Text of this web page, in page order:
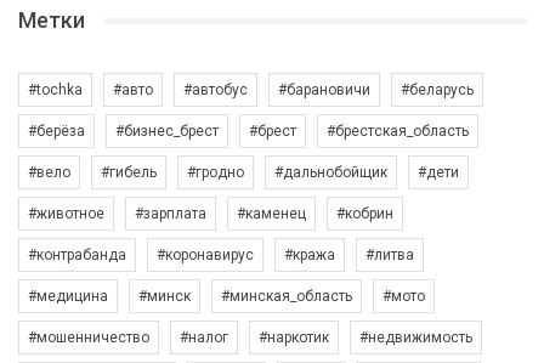
Метки
#tochka #авто #автобус #барановичи #беларусь
#берёза #бизнес_брест #брест #брестская_область
#вело #гибель #гродно #дальнобойщик #дети
#животное #зарплата #каменец #кобрин
#контрабанда #коронавирус #кража #литва
#медицина #минск #минская_область #мото
#мошенничество #налог #наркотик #недвижимость